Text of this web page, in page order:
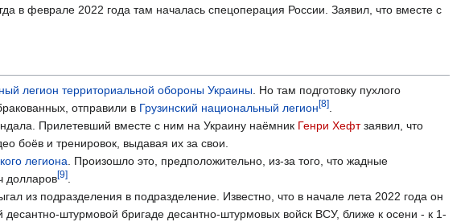
в феврале 2022 года там началась спецоперация России. Заявил, что вместе с
легион территориальной обороны Украины. Но там подготовку пухлого
отправили в Грузинский национальный легион[8].
Прилетевший вместе с ним на Украину наёмник Генри Хефтзаявил, что
боёв и тренировок, выдавая их за свои.
легиона. Произошло это, предположительно, из-за того, что жадные
долларов[9].
из подразделения в подразделение. Известно, что в начале лета 2022 года он
штурмовой бригаде десантно-штурмовых войск ВСУ, ближе к осени - к 1-